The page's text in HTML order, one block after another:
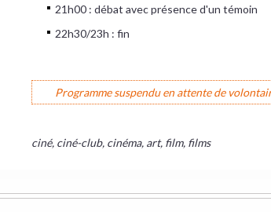
21h00 : débat avec présence d'un témoin
22h30/23h : fin
Programme suspendu en attente de
ciné, ciné-club, cinéma, art, film, films